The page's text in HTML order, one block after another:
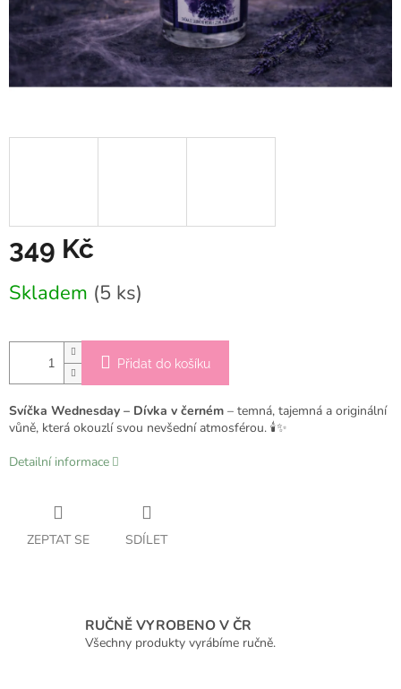
349 Kč
cena:
Skladem (5 ks)
Přidat do košíku
Svíčka Wednesday – Dívka v černém – temná, tajemná a originální
vůně, která okouzlí svou nevšední atmosférou. 🕯️✨
Detailní informace
ZEPTAT SE SDÍLET
RUČNĚ VYROBENO V ČR
Všechny produkty vyrábíme ručně.